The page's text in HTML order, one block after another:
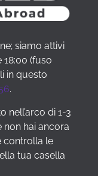
siamo attivi
18:00 (fuso
in questo
.
nell’arco di 1-3
non hai ancora
controlla le
tua casella